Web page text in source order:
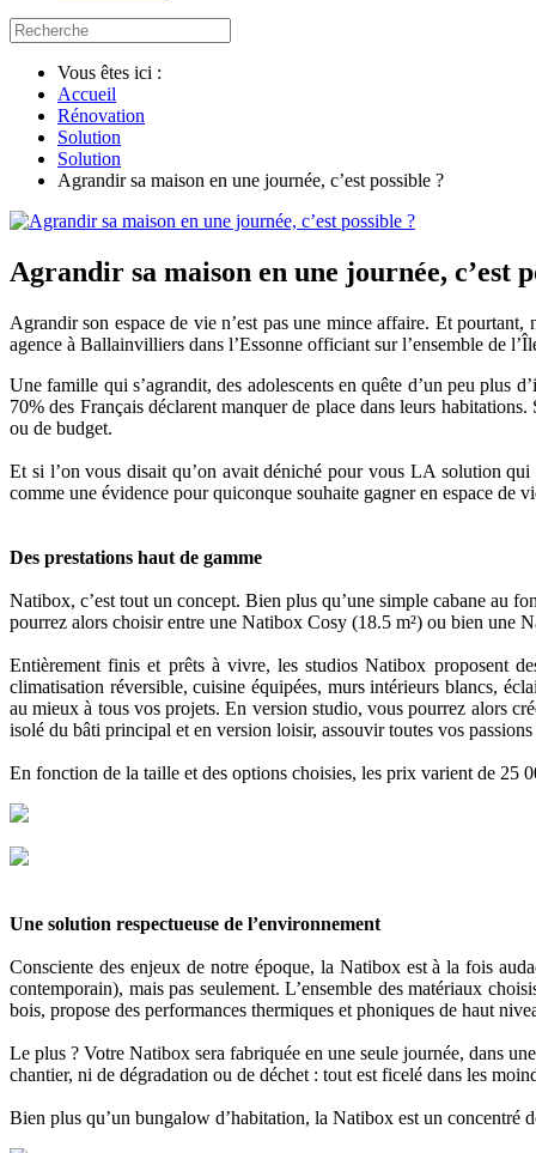
Vous êtes ici :
Accueil
Rénovation
Solution
Solution
Agrandir sa maison en une journée, c’est possible ?
Agrandir sa maison en une journée, c’est
Agrandir son espace de vie n’est pas une mince affaire. Et
agence à Ballainvilliers dans l’Essonne officiant sur l’ensemble de
Une famille qui s’agrandit, des adolescents en quête d’un peu plus
70% des Français déclarent manquer de place dans leurs
ou de budget.
Et si l’on vous disait qu’on avait déniché pour vous LA solution
comme une évidence pour quiconque souhaite gagner en espace de
Des prestations haut de gamme
Natibox, c’est tout un concept. Bien plus qu’une simple cabane au
pourrez alors choisir entre une Natibox Cosy (18.5 m²) ou bien une
Entièrement finis et prêts à vivre, les studios Natibox proposent
climatisation réversible, cuisine équipées, murs intérieurs blancs,
au mieux à tous vos projets. En version studio, vous pourrez alors
isolé du bâti principal et en version loisir, assouvir toutes vos
En fonction de la taille et des options choisies, les prix varient de 25
Une solution respectueuse de l’environnement
Consciente des enjeux de notre époque, la Natibox est à la fois
contemporain), mais pas seulement. L’ensemble des matériaux
bois, propose des performances thermiques et phoniques de haut
Le plus ? Votre Natibox sera fabriquée en une seule journée, dans
chantier, ni de dégradation ou de déchet : tout est ficelé dans les
Bien plus qu’un bungalow d’habitation, la Natibox est un concentré